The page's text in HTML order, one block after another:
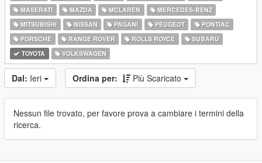
MASERATI
MAZDA MCLAREN
MERCEDES-BENZ
MITSUBISHI
NISSAN PAGANI PEUGEOT
PONTIAC
PORSCHE
RANGE ROVER ROLLS ROYCE
SUBARU
TOYOTA
VOLKSWAGEN
Dal: Ieri Ordina per: Più Scaricato
Nessun file trovato, per favore prova a cambiare i termini della
ricerca.